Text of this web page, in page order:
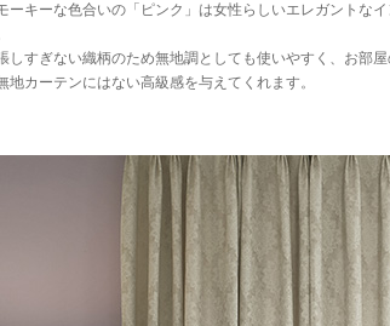
ーキーな色合いの「ピンク」は女性らしいエレガントな
しすぎない織柄のため無地調としても使いやすく、お部
地カーテンにはない高級感を与えてくれます。